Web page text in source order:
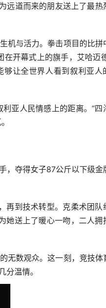
道而来的朋友送上了最热
机与活力。拳击项目的比拼
开幕式上的旗手，艾哈迈
够让全世界人看到叙利亚人
亚人民情感上的距离。“四
夺得女子87公斤以下级金
到技术转型。克柔术团队
她送上了暖心一吻，二人拥
无数观众。这一刻，竞技体
分温情。